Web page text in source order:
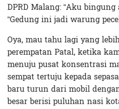
DPRD Malang: “Aku
“Gedung ini jadi warung
Oya, mau tahu lagi yang
perempatan Patal, ketika
menuju pusat konsentrasi
sempat tertuju kepada
baru turun dari mobil
besar berisi puluhan nasi